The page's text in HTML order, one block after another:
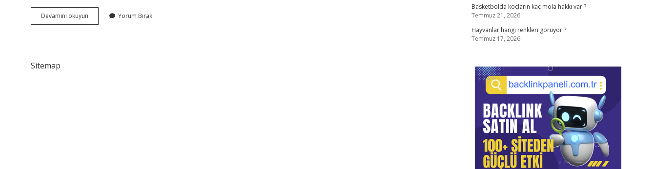
Devamını okuyun Telefonumun
Özelliklerini
Yorum Bırak
Sitemap
Basketbolda koçların kaç mola hakkı var ?
Temmuz 21, 2026
Hayvanlar hangi renkleri görüyor ?
Temmuz 17, 2026